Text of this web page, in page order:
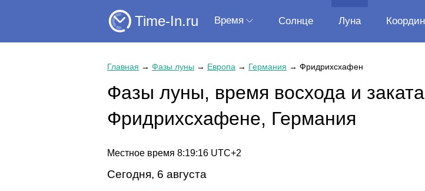
Time-In.ru Время Солнце Луна
Главная → Фазы луны → Европа → Германия → Фридрихсхафен
Фазы луны, время восхода и
Фридрихсхафене, Германия
Местное время 8:19:16 UTC+2
Сегодня, 6 августа